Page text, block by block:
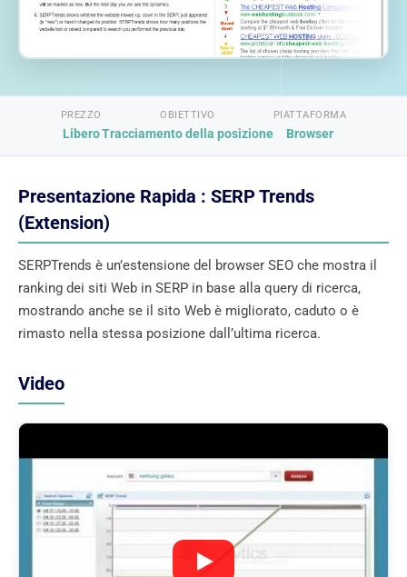
PREZZO
Libero
OBIETTIVO
Tracciamento della posizione
PIATTAFORMA
Browser
Presentazione Rapida : SERP Trends
(Extension)
SERPTrends è un’estensione del browser SEO che mostra il
ranking dei siti Web in SERP in base alla query di ricerca,
mostrando anche se il sito Web è migliorato, caduto o è
rimasto nella stessa posizione dall’ultima ricerca.
Video